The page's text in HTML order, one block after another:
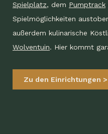
Spielplatz, dem Pumptrack
Spielmöglichkeiten
außerdem kulinarische
Wolventuin. Hier kommt
Zu den Einrichtungen